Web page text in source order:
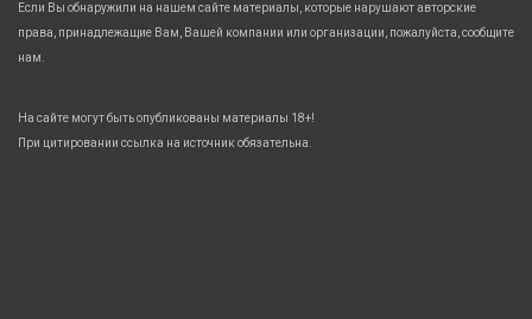
Если Вы обнаружили на нашем сайте материалы, которые нарушают авторские
права, принадлежащие Вам, Вашей компании или организации, пожалуйста, сообщите
нам.
На сайте могут быть опубликованы материалы 18+!
При цитировании ссылка на источник обязательна.